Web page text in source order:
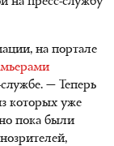
на портале
— Теперь
которых уже
пока были